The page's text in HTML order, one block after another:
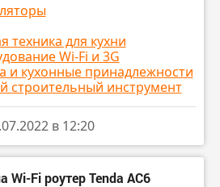
AC6 за
MPC-6001 за- 3699 ₽
техника для кухни
Wi-Fi и 3G
и кухонные принадлежности
строительный инструмент
в 12:20
Wi-Fi роутер Tenda AC6